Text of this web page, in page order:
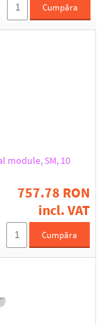
Cumpăra
module, SM, 10
757.78 RON
incl. VAT
Cumpăra